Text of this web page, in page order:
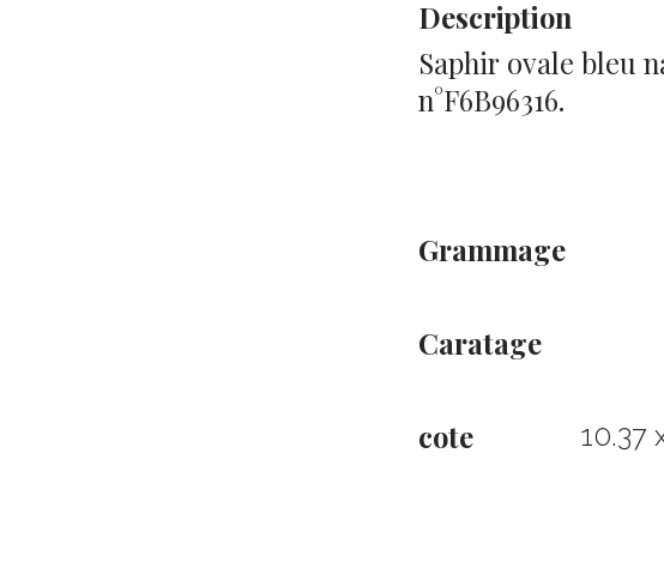
Description
Saphir ovale bleu
n°F6B96316.
Grammage
Caratage
cote 10.37